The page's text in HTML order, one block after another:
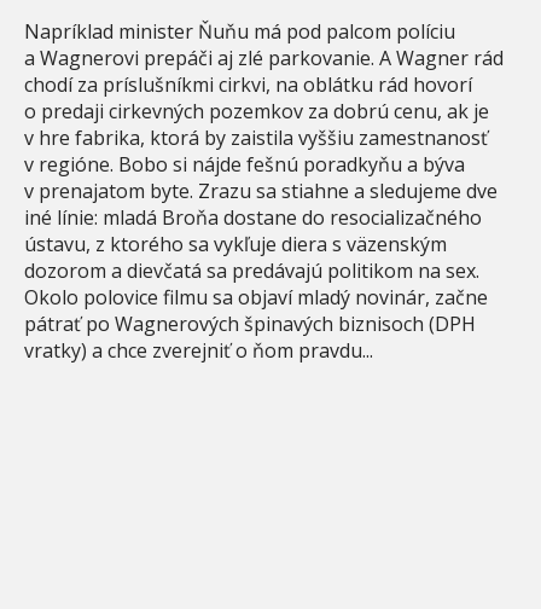
Napríklad minister Ňuňu má pod palcom políciu
a Wagnerovi prepáči aj zlé parkovanie. A Wagner rád
chodí za príslušníkmi cirkvi, na oblátku rád hovorí
o predaji cirkevných pozemkov za dobrú cenu, ak je
v hre fabrika, ktorá by zaistila vyššiu zamestnanosť
v regióne. Bobo si nájde fešnú poradkyňu a býva
v prenajatom byte. Zrazu sa stiahne a sledujeme dve
iné línie: mladá Broňa dostane do resocializačného
ústavu, z ktorého sa vykľuje diera s väzenským
dozorom a dievčatá sa predávajú politikom na sex.
Okolo polovice filmu sa objaví mladý novinár, začne
pátrať po Wagnerových špinavých biznisoch (DPH
vratky) a chce zverejniť o ňom pravdu...